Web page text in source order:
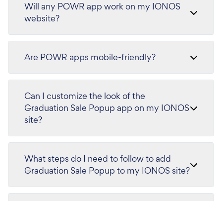
Will any POWR app work on my IONOS
website?
Are POWR apps mobile-friendly?
Can I customize the look of the
Graduation Sale Popup app on my IONOS
site?
What steps do I need to follow to add
Graduation Sale Popup to my IONOS site?